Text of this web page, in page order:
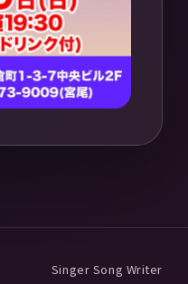
Singer Song Writer